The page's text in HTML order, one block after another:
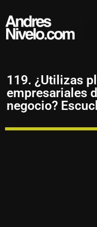
119. ¿Utilizas
empresariales
negocio?